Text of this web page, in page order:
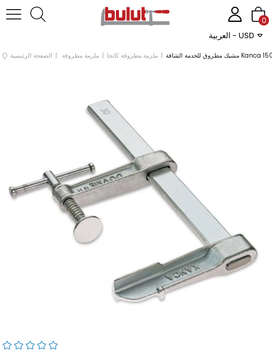
العربية - USD
0
الصفحة الرئيسية ملزمة مطروقة ملزمة مطروقة كانجا